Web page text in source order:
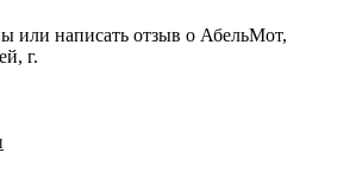
или написать отзыв о АбельМот,
г.